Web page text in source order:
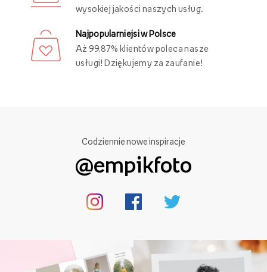
wysokiej jakości naszych usług.
Najpopularniejsi w Polsce
Aż 99,87% klientów poleca nasze
usługi! Dziękujemy za zaufanie!
Codziennie nowe inspiracje
@empikfoto